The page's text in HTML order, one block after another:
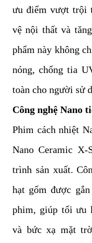
ưu điểm vượt trội
vệ nội thất và
phẩm này không
nóng, chống tia
toàn cho người sử
Công nghệ Nano
Phim cách nhiệt
Nano Ceramic
trình sản xuất.
hạt gốm được
phim, giúp tối ưu
và bức xạ mặt